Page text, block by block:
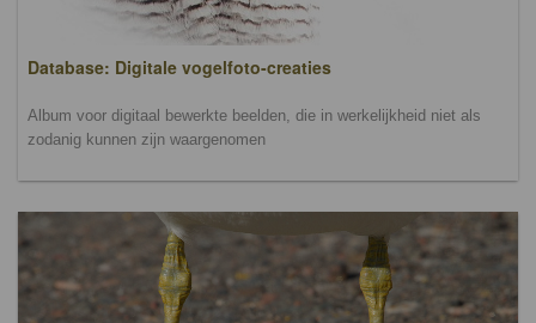
Database: Digitale vogelfoto-creaties
Album voor digitaal bewerkte beelden, die in werkelijkheid niet als
zodanig kunnen zijn waargenomen